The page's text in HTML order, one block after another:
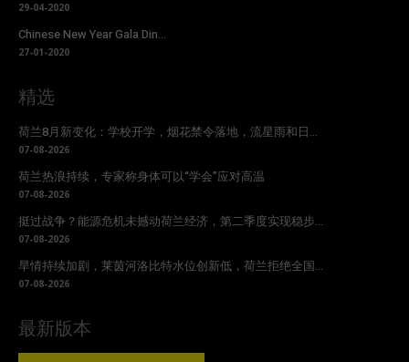
29-04-2020
Chinese New Year Gala Din...
27-01-2020
精选
荷兰8月新变化：学校开学，烟花禁令落地，流星雨和日...
07-08-2026
荷兰热浪持续，专家称身体可以“学会”应对高温
07-08-2026
挺过战争？能源危机未撼动荷兰经济，第二季度实现稳步...
07-08-2026
旱情持续加剧，莱茵河洛比特水位创新低，荷兰拒绝全国...
07-08-2026
最新版本